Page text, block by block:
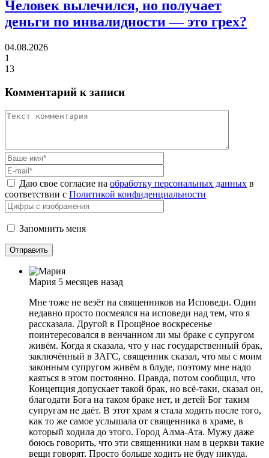
Человек вылечился, но получает
деньги по инвалидности— это грех?
04.08.2026
1
13
Комментарий к записи
Даю свое согласие на обработку персональных данных в
соответствии с Политикой конфиденциальности
Запомнить меня
Мария 5 месяцев назад
Мне тоже не везёт на священников на Исповеди. Один
недавно просто посмеялся на исповеди над тем, что я
рассказала. Другой в Прощёное воскресенье
поинтересовался в венчанном ли мы браке с супругом
живём. Когда я сказала, что у нас государственный брак,
заключённый в ЗАГС, священник сказал, что мы с моим
законным супругом живём в блуде, поэтому мне надо
каяться в этом постоянно. Правда, потом сообщил, что
Концепция допускает такой брак, но всё-таки, сказал он,
благодати Бога на таком браке нет, и детей Бог таким
супругам не даёт. В этот храм я стала ходить после того,
как то же самое услышала от священника в храме, в
который ходила до этого. Город Алма-Ата. Мужу даже
боюсь говорить, что эти священники нам в церкви такие
вещи говорят. Просто больше ходить не буду никуда.